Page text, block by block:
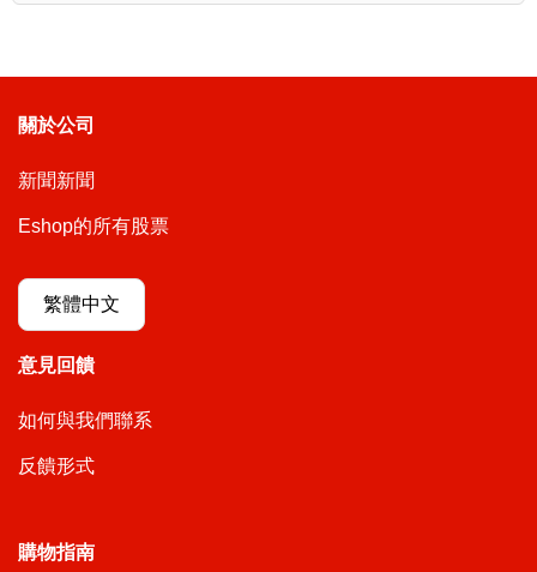
關於公司
新聞新聞
Eshop的所有股票
繁體中文
意見回饋
如何與我們聯系
反饋形式
購物指南